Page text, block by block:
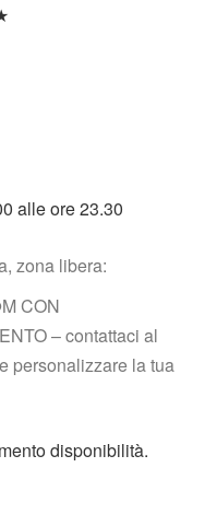
alle ore 23.30
zona libera:
CON
– contattaci al
personalizzare la tua
disponibilità.